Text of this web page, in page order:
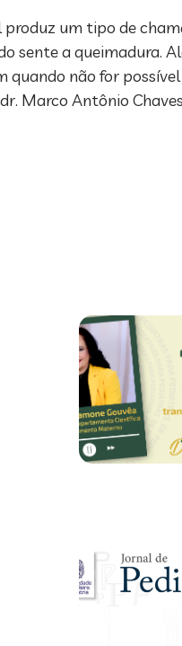
um tipo de
sente a queimadura.
não for
Marco Antônio